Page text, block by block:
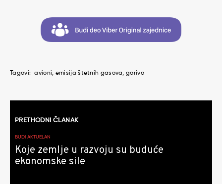
Tagovi: avioni emisija štetnih gasova gorivo
članaka
PRETHODNI ČLANAK
BUDI AKTUELAN
Koje zemlje u razvoju su buduće
ekonomske sile